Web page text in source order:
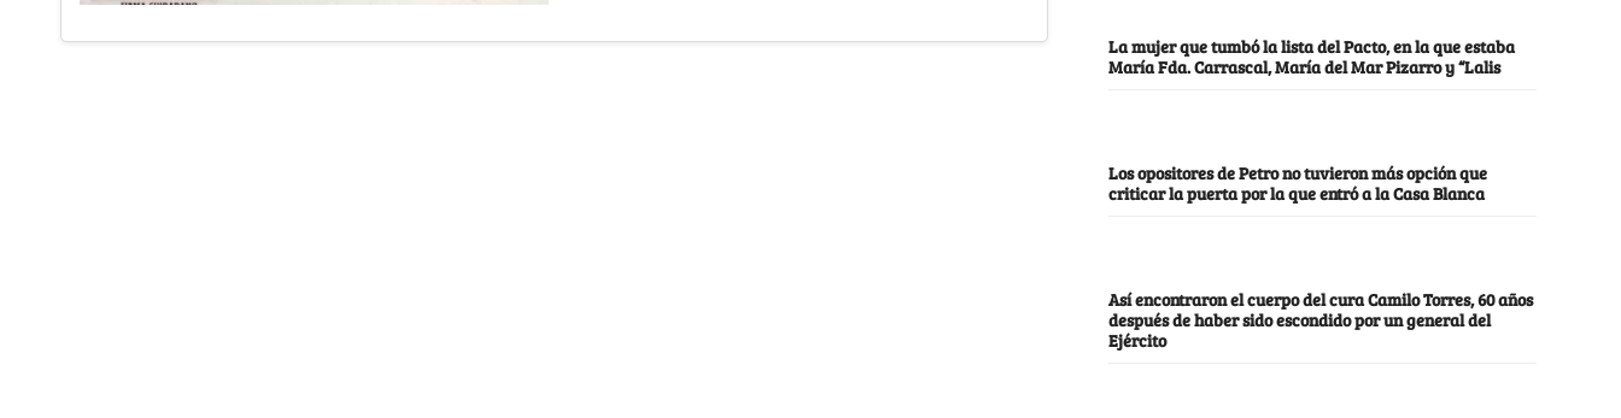
La mujer que tumbó la lista del Pacto, en la que estaba
María Fda. Carrascal, María del Mar Pizarro y “Lalis
Los opositores de Petro no tuvieron más opción que
criticar la puerta por la que entró a la Casa Blanca
Así encontraron el cuerpo del cura Camilo Torres, 60 años
después de haber sido escondido por un general del
Ejército